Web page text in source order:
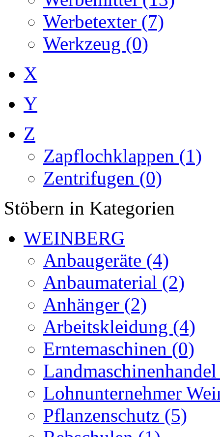
Werbetexter (7)
Werkzeug (0)
X
Y
Z
Zapflochklappen (1)
Zentrifugen (0)
Stöbern in Kategorien
WEINBERG
Anbaugeräte (4)
Anbaumaterial (2)
Anhänger (2)
Arbeitskleidung (4)
Erntemaschinen (0)
Lohnunternehmer
Pflanzenschutz (5)